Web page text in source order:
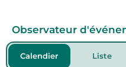
Observateur
Calendier Liste